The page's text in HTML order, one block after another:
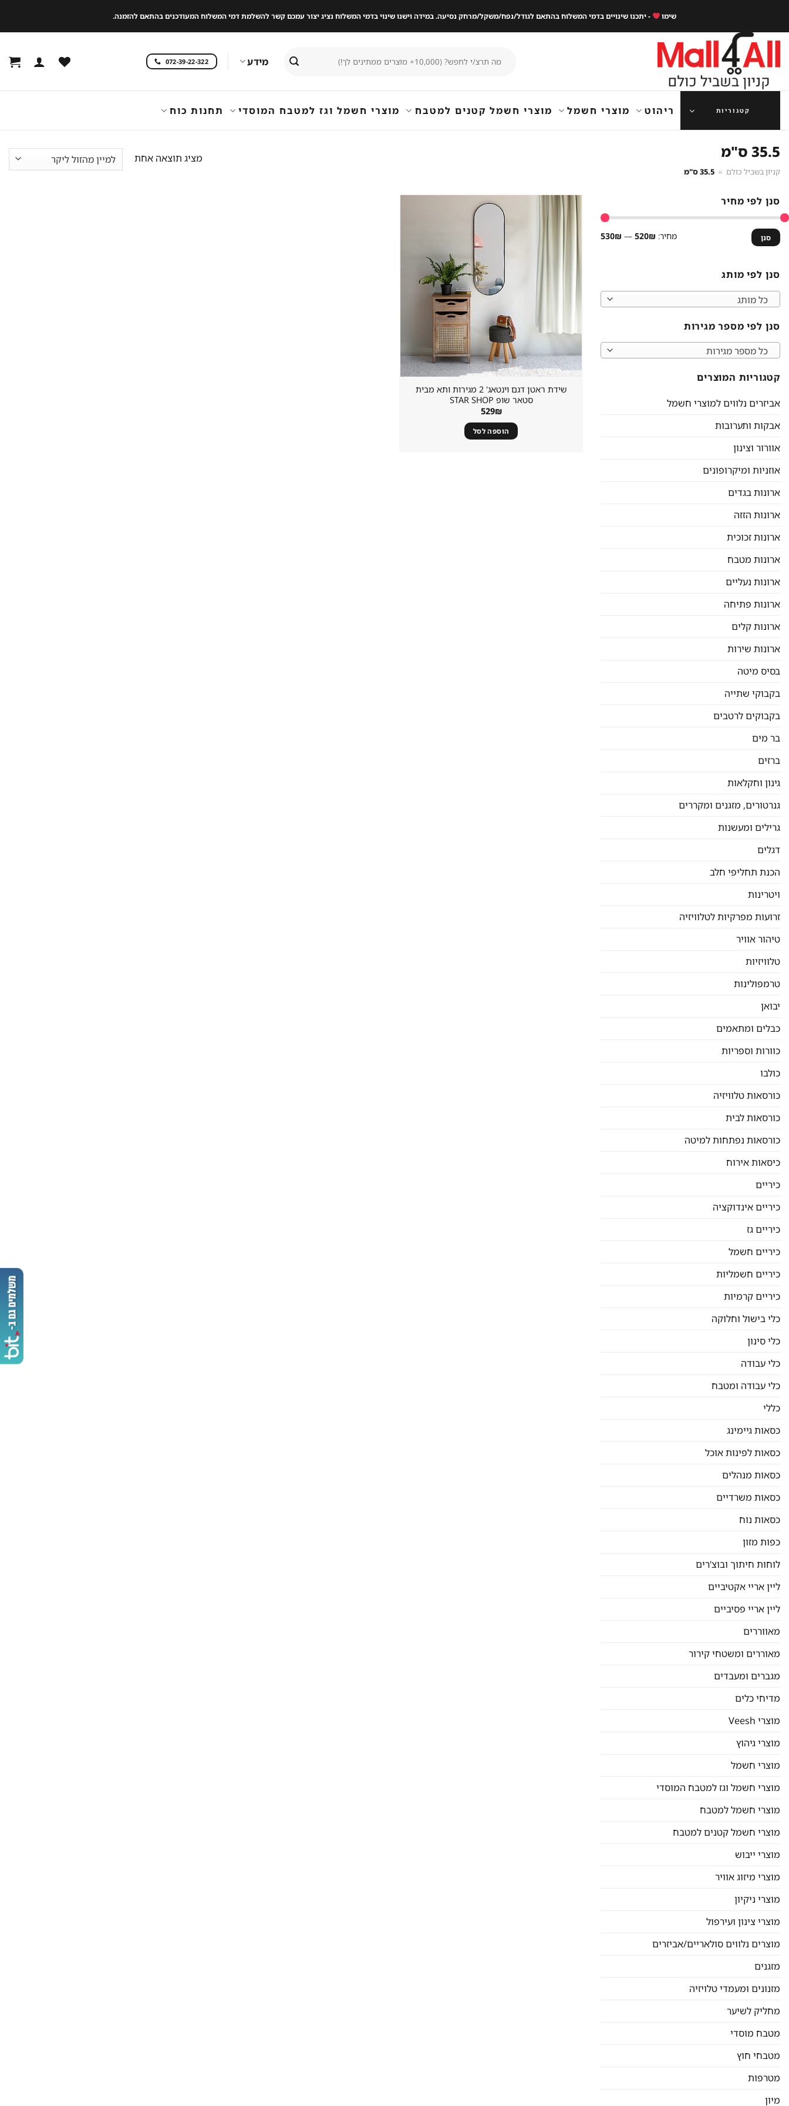
content
שימו - יתכנו שינויים בדמי המשלוח בהתאם לגודל/נפח/משקל/מרחק נסיעה. במידה וישנו שינוי בדמי המשלוח נציג יצור עמכם קשר להשלמת דמי המשלוח המעודכנים בהתאם להזמנה.
עבור:
מידע 072-39-22-322
קטגוריות ריהוט מוצרי חשמל מוצרי חשמל קטנים למטבח מוצרי חשמל וגז למטבח המוסדי תחנות כוח
35.5 ס"מ
קניון בשביל כולם » 35.5 ס"מ
מציג תוצאה אחת
סנן לפי מחיר
מחיר
מינימלי
מחיר
מקסימלי
סנן מחיר: 520₪
—
530₪
סנן לפי מותג
כל מותג
סנן לפי מספר מגירות
כל מספר מגירות
קטגוריות המוצרים
אביזרים נלווים למוצרי חשמל
אבקות ותערובות
אוורור וצינון
אוזניות ומיקרופונים
ארונות בגדים
ארונות הזזה
ארונות זכוכית
ארונות מטבח
ארונות נעליים
ארונות פתיחה
ארונות קלים
ארונות שירות
בסיס מיטה
בקבוקי שתייה
בקבוקים לרטבים
בר מים
ברזים
גינון וחקלאות
גנרטורים, מזגנים ומקררים
גרילים ומעשנות
דגלים
הכנת תחליפי חלב
ויטרינות
זרועות מפרקיות לטלוויזיה
טיהור אוויר
טלוויזיות
טרמפולינות
יבואן
כבלים ומתאמים
כוורות וספריות
כולבו
כורסאות טלוויזיה
כורסאות לבית
כורסאות נפתחות למיטה
כיסאות אירוח
כיריים
כיריים אינדוקציה
כיריים גז
כיריים חשמל
כיריים חשמליות
כיריים קרמיות
כלי בישול וחלוקה
כלי סינון
כלי עבודה
כלי עבודה ומטבח
כללי
כסאות גיימינג
כסאות לפינות אוכל
כסאות מנהלים
כסאות משרדיים
כסאות נוח
כפות מזון
לוחות חיתוך ובוצ'רים
ליין אריי אקטיביים
ליין אריי פסיביים
מאווררים
מאוררים ומשטחי קירור
מגברים ומעבדים
מדיחי כלים
מוצרי Veesh
מוצרי גיהוץ
מוצרי חשמל
מוצרי חשמל וגז למטבח המוסדי
מוצרי חשמל למטבח
מוצרי חשמל קטנים למטבח
מוצרי ייבוש
מוצרי מיזוג אוויר
מוצרי ניקיון
מוצרי צינון ועירפול
מוצרים נלווים סולאריים/אביזרים
מזגנים
מזנונים ומעמדי טלויזיה
מחליק לשיער
מטבח מוסדי
מטבחי חוץ
מטרפות
מיון
שידת ראטן דגם וינטאג' 2 מגירות ותא מבית
סטאר שופ STAR SHOP
529₪
הוספה לסל